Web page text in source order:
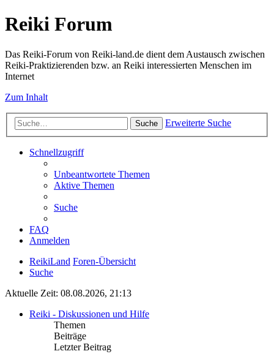
Reiki Forum
Das Reiki-Forum von Reiki-land.de dient dem Austausch zwischen
Reiki-Praktizierenden bzw. an Reiki interessierten Menschen im
Internet
Zum Inhalt
Suche Erweiterte Suche
Schnellzugriff
Unbeantwortete Themen
Aktive Themen
Suche
FAQ
Anmelden
ReikiLand Foren-Übersicht
Suche
Aktuelle Zeit: 08.08.2026, 21:13
Reiki - Diskussionen und Hilfe
Themen
Beiträge
Letzter Beitrag